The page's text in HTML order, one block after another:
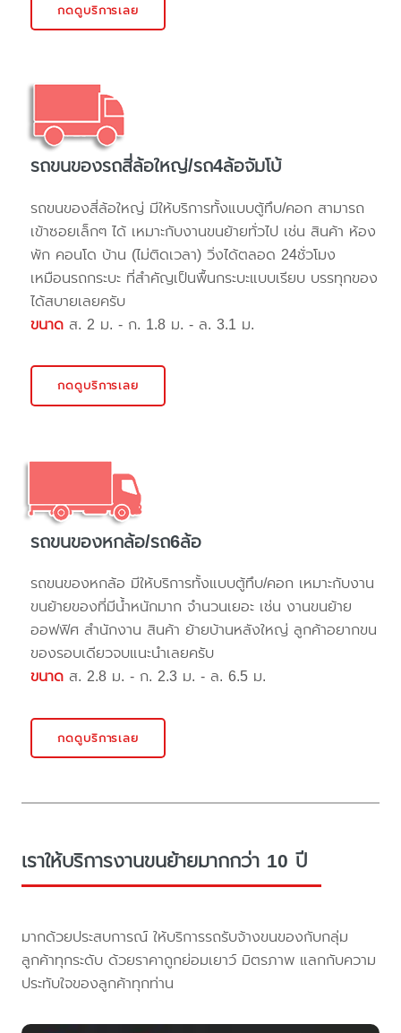
กดดูบริการเลย
รถขนของรถสี่ล้อใหญ่/รถ4ล้อจัมโบ้
รถขนของสี่ล้อใหญ่ มีให้บริการทั้งแบบตู้ทึบ/คอก สามารถ
เข้าซอยเล็กๆ ได้ เหมาะกับงานขนย้ายทั่วไป เช่น สินค้า ห้อง
พัก คอนโด บ้าน (ไม่ติดเวลา) วิ่งได้ตลอด 24ชั่วโมง
เหมือนรถกระบะ ที่สำคัญเป็นพื้นกระบะแบบเรียบ บรรทุกของ
ได้สบายเลยครับ
ขนาด ส. 2 ม. - ก. 1.8 ม. - ล. 3.1 ม.
กดดูบริการเลย
รถขนของหกล้อ/รถ6ล้อ
รถขนของหกล้อ มีให้บริการทั้งแบบตู้ทึบ/คอก เหมาะกับงาน
ขนย้ายของที่มีน้ำหนักมาก จำนวนเยอะ เช่น งานขนย้าย
ออฟฟิศ สำนักงาน สินค้า ย้ายบ้านหลังใหญ่ ลูกค้าอยากขน
ของรอบเดียวจบแนะนำเลยครับ
ขนาด ส. 2.8 ม. - ก. 2.3 ม. - ล. 6.5 ม.
กดดูบริการเลย
เราให้บริการงานขนย้ายมากกว่า 10 ปี
มากด้วยประสบการณ์ ให้บริการรถรับจ้างขนของกับกลุ่ม
ลูกค้าทุกระดับ ด้วยราคาถูกย่อมเยาว์ มิตรภาพ แลกกับความ
ประทับใจของลูกค้าทุกท่าน